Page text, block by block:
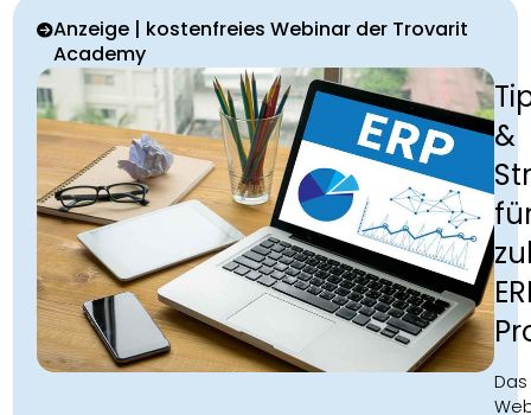
Anzeige | kostenfreies Webinar der Trovarit
Academy
&
Das